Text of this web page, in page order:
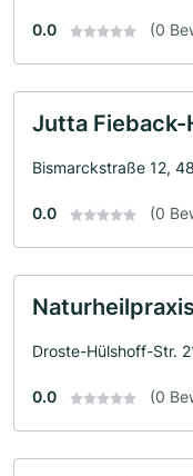
0.0 (0
Jutta
Bismarckstraße 12,
0.0 (0
Droste-Hülshoff-Str.
0.0 (0